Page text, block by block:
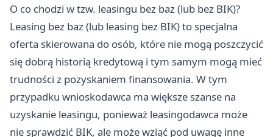
O co chodzi w tzw. leasingu bez baz (lub bez BIK)?
Leasing bez baz (lub leasing bez BIK) to specjalna
oferta skierowana do osób, które nie mogą poszczycić
się dobrą historią kredytową i tym samym mogą mieć
trudności z pozyskaniem finansowania. W tym
przypadku wnioskodawca ma większe szanse na
uzyskanie leasingu, ponieważ leasingodawca może
nie sprawdzić BIK, ale może wziąć pod uwagę inne